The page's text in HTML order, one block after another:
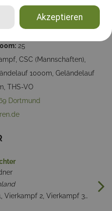
Akzeptieren
30
25
CSC (Mannschaften),
1000m, Geländelauf
THS-VO
Dortmund
Vierkampf 1, Vierkampf 2, Vierkampf 3, Dreikampf 1, Dreikampf 2, Dreikampf 3, CSC (Mannschaften), Shorty (Mannschaften), Geländelauf 1000m, Geländelauf 2000m, Geländelauf 5000m